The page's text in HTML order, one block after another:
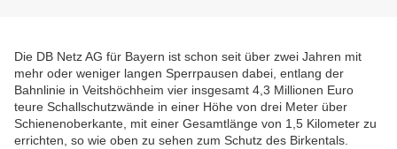
Die DB Netz AG für Bayern ist schon seit über zwei Jahren mit
mehr oder weniger langen Sperrpausen dabei, entlang der
Bahnlinie in Veitshöchheim vier insgesamt 4,3 Millionen Euro
teure Schallschutzwände in einer Höhe von drei Meter über
Schienenoberkante, mit einer Gesamtlänge von 1,5 Kilometer zu
errichten, so wie oben zu sehen zum Schutz des Birkentals.